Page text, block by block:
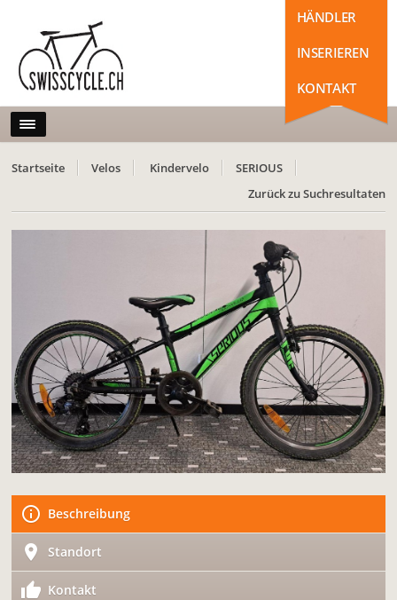
HÄNDLER
INSERIEREN
KONTAKT
Startseite Velos Kindervelo
SERIOUS
Zurück zu Suchresultaten
Beschreibung
Standort
Kontakt